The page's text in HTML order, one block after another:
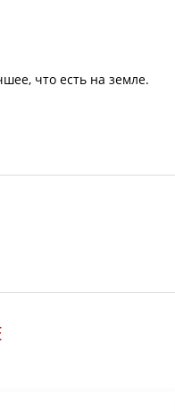
что есть на земле.